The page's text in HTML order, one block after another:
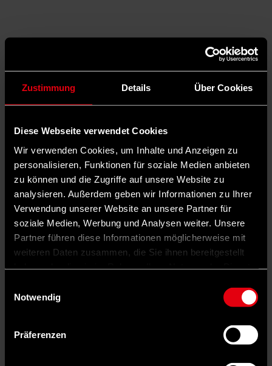
Zustimmung Details Über Cookies
Diese Webseite verwendet Cookies
Wir verwenden Cookies, um Inhalte und Anzeigen zu
personalisieren, Funktionen für soziale Medien anbieten
zu können und die Zugriffe auf unsere Website zu
analysieren. Außerdem geben wir Informationen zu Ihrer
Verwendung unserer Website an unsere Partner für
soziale Medien, Werbung und Analysen weiter. Unsere
Partner führen diese Informationen möglicherweise mit
weiteren Daten zusammen, die Sie ihnen bereitgestellt
Notwendig
Präferenzen